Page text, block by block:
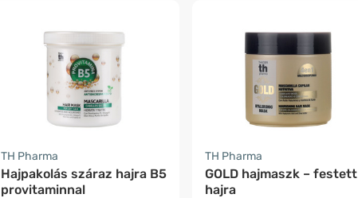
TH Pharma
Hajpakolás száraz hajra B5
provitaminnal
TH Pharma
GOLD hajmaszk – festett
hajra